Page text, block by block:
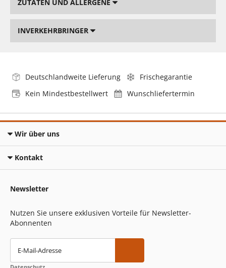
ZUTATEN UND ALLERGENE
INVERKEHRBRINGER
Deutschlandweite Lieferung
Frischegarantie
Kein Mindestbestellwert
Wunschliefertermin
Wir über uns
Kontakt
Newsletter
Nutzen Sie unsere exklusiven Vorteile für Newsletter-
Abonnenten
E-Mail-Adresse